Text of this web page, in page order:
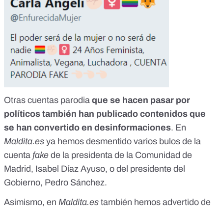
Otras cuentas parodia que se hacen pasar por
políticos también han publicado contenidos que
se han convertido en desinformaciones. En
Maldita.es ya hemos desmentido varios bulos de la
cuenta fake de la presidenta de la Comunidad de
Madrid, Isabel Díaz Ayuso, o del presidente del
Gobierno, Pedro Sánchez.
Asimismo, en Maldita.es también hemos advertido de